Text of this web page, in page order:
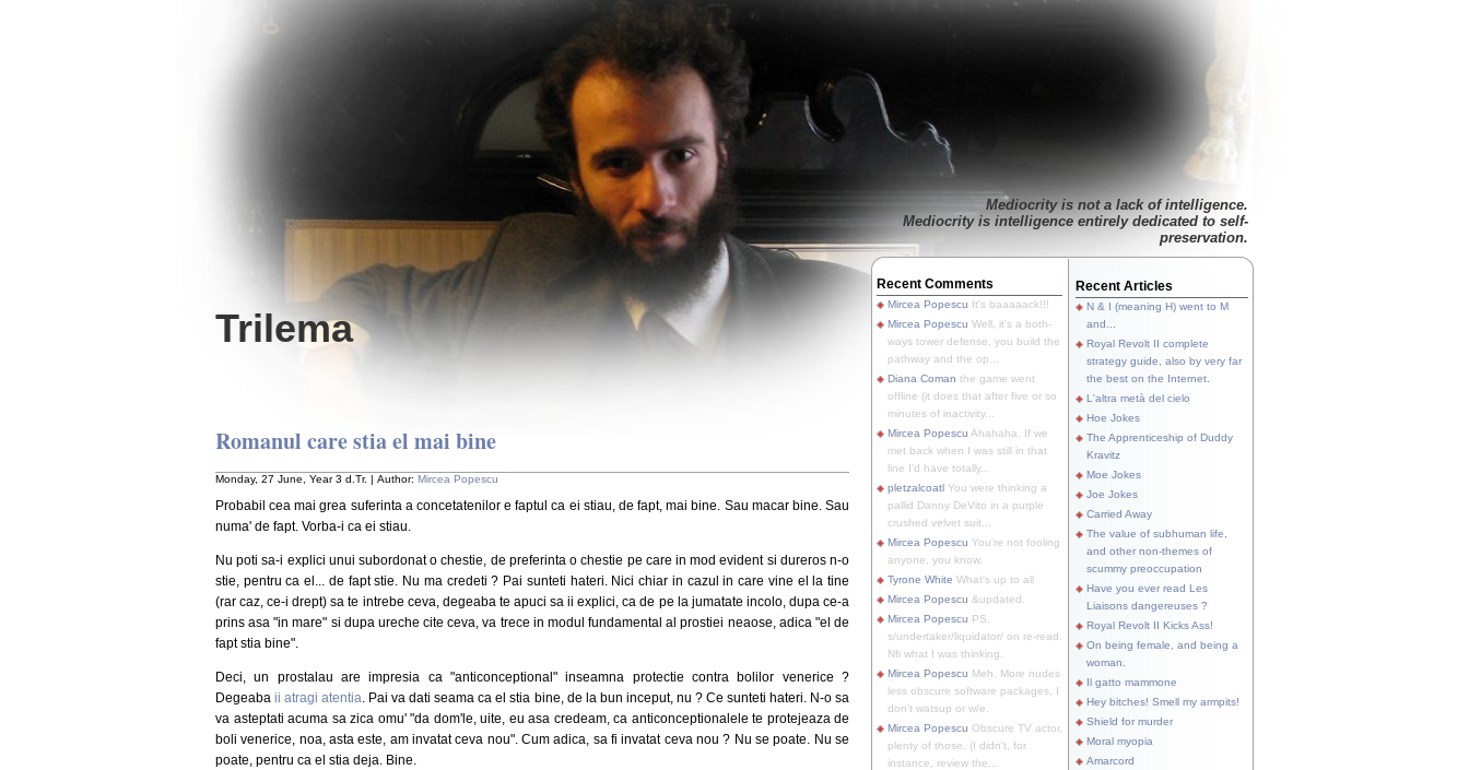
Trilema
Mediocrity is not a lack of intelligence.
Mediocrity is intelligence entirely dedicated to self-
preservation.
Romanul care stia el mai bine
Monday, 27 June, Year 3 d.Tr. | Author: Mircea Popescu
Probabil cea mai grea suferinta a concetatenilor e faptul ca ei stiau, de fapt, mai bine. Sau macar bine. Sau
numa' de fapt. Vorba-i ca ei stiau.
Nu poti sa-i explici unui subordonat o chestie, de preferinta o chestie pe care in mod evident si dureros n-o
stie, pentru ca el... de fapt stie. Nu ma credeti ? Pai sunteti hateri. Nici chiar in cazul in care vine el la tine
(rar caz, ce-i drept) sa te intrebe ceva, degeaba te apuci sa ii explici, ca de pe la jumatate incolo, dupa ce-a
prins asa "in mare" si dupa ureche cite ceva, va trece in modul fundamental al prostiei neaose, adica "el de
fapt stia bine".
Deci, un prostalau are impresia ca "anticonceptional" inseamna protectie contra bolilor venerice ?
Degeabaii atragi atentia . Pai va dati seama ca el stia bine, de la bun inceput, nu ? Ce sunteti hateri. N-o sa
va asteptati acuma sa zica omu' "da dom'le, uite, eu asa credeam, ca anticonceptionalele te protejeaza de
boli venerice, noa, asta este, am invatat ceva nou". Cum adica, sa fi invatat ceva nou ? Nu se poate. Nu se
poate, pentru ca el stia deja. Bine.
Recent Comments
Mircea Popescu It's baaaaack!!!
Mircea Popescu Well, it's a both-
ways tower defense, you build the
pathway and the op...
Diana Coman the game went
offline (it does that after five or so
minutes of inactivity...
Mircea Popescu Ahahaha. If we
met back when I was still in that
line I'd have totally...
pletzalcoatl You were thinking a
pallid Danny DeVito in a purple
crushed velvet suit...
Mircea Popescu You're not fooling
anyone, you know.
Tyrone White What's up to all
Mircea Popescu &updated.
Mircea Popescu PS.
s/undertaker/liquidator/ on re-read.
Nfi what I was thinking.
Mircea Popescu Meh. More nudes
less obscure software packages, I
don't watsup or w/e.
Mircea Popescu Obscure TV actor,
plenty of those. (I didn't, for
instance, review the...
Recent Articles
N & I (meaning H) went to M
and...
Royal Revolt II complete
strategy guide, also by very far
the best on the Internet.
L'altra metà del cielo
Hoe Jokes
The Apprenticeship of Duddy
Kravitz
Moe Jokes
Joe Jokes
Carried Away
The value of subhuman life,
and other non-themes of
scummy preoccupation
Have you ever read Les
Liaisons dangereuses ?
Royal Revolt II Kicks Ass!
On being female, and being a
woman.
Il gatto mammone
Hey bitches! Smell my armpits!
Shield for murder
Moral myopia
Amarcord